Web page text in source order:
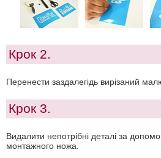
Крок 2.
Перенести заздалегідь вирізаний
Крок 3.
Видалити непотрібні деталі за
монтажного ножа.